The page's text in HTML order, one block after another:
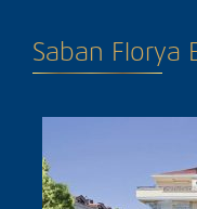
Saban Florya